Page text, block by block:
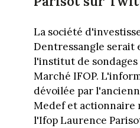
La société
Dentressangle serait
l'institut de
Marché IFOP.
dévoilée par
Medef et actionnaire
l'Ifop Laurence